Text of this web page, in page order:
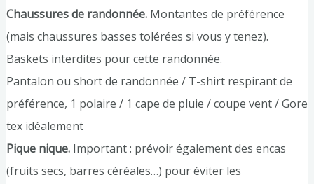
Chaussures de randonnée. Montantes de préférence
(mais chaussures basses tolérées si vous y tenez).
Baskets interdites pour cette randonnée.
Pantalon ou short de randonnée / T-shirt respirant de
préférence, 1 polaire / 1 cape de pluie / coupe vent / Gore
tex idéalement
Pique nique.Important : prévoir également des encas
(fruits secs, barres céréales…) pour éviter les